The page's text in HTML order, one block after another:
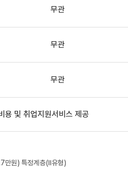
무관
무관
무관
용 및 취업지원서비스 제공
만원) 특정계층(Ⅱ유형)